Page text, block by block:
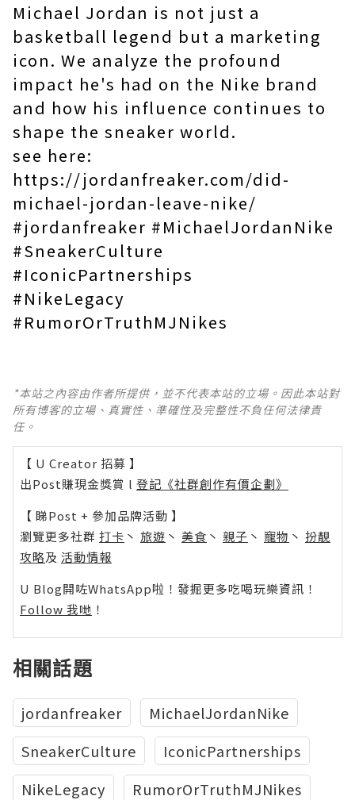
Michael Jordan is not just a
basketball legend but a marketing
icon. We analyze the profound
impact he's had on the Nike brand
and how his influence continues to
shape the sneaker world.
see here:
https://jordanfreaker.com/did-
michael-jordan-leave-nike/
#jordanfreaker #MichaelJordanNike
#SneakerCulture
#IconicPartnerships
#NikeLegacy
#RumorOrTruthMJNikes
*本站之內容由作者所提供，並不代表本站的立場。因此本站對
所有博客的立場、真實性、準確性及完整性不負任何法律責
任。
【 U Creator 招募 】
出Post賺現金獎賞 l 登記《社群創作有價企劃》
【 睇Post + 參加品牌活動 】
瀏覽更多社群 打卡 丶 旅遊 丶 美食 丶 親子 丶 寵物 丶 扮靚
攻略及 活動情報
U Blog開咗WhatsApp啦！發掘更多吃喝玩樂資訊！
Follow 我哋 ！
相關話題
jordanfreaker
MichaelJordanNike
SneakerCulture
IconicPartnerships
NikeLegacy
RumorOrTruthMJNikes